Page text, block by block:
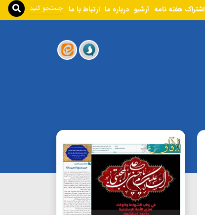
اشتراک هفته نامه آرشیو درباره ما ارتباط با ما